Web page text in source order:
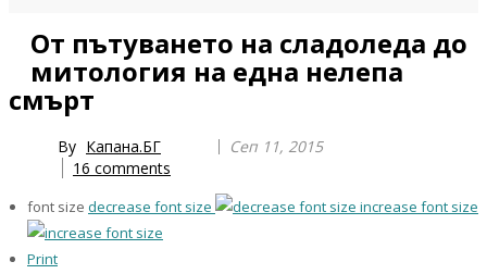
От пътуването на сладоледа до
митология на една нелепа
смърт
By Капана.БГ
Сеп 11, 2015
16 comments
font size decrease font size increase font size
Print
Year
Month
Year
Month